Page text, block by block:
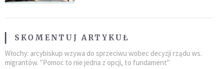
SKOMENTUJ ARTYKUŁ
Włochy: arcybiskup wzywa do sprzeciwu wobec decyzji rządu ws.
migrantów. "Pomoc to nie jedna z opcji, to fundament"